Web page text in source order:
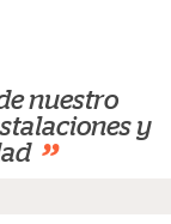
nuestro
y
”